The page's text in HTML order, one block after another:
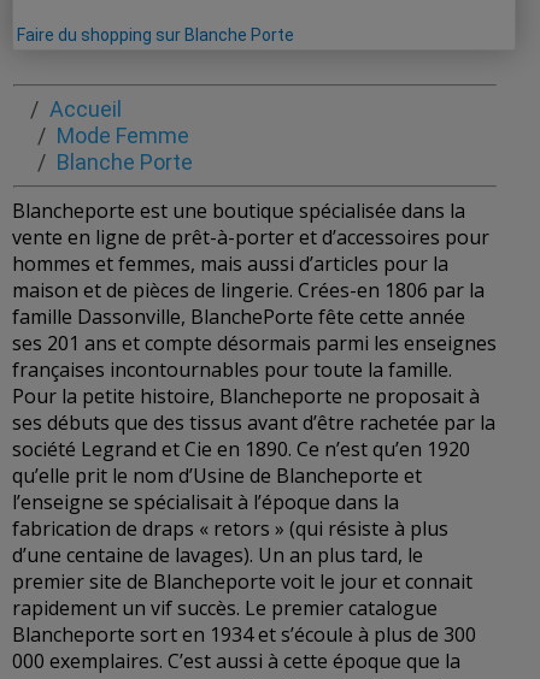
Faire du shopping sur Blanche Porte
Accueil
Mode Femme
Blanche Porte
Blancheporte est une boutique spécialisée dans la
vente en ligne de prêt-à-porter et d’accessoires pour
hommes et femmes, mais aussi d’articles pour la
maison et de pièces de lingerie. Crées-en 1806 par la
famille Dassonville, BlanchePorte fête cette année
ses 201 ans et compte désormais parmi les enseignes
françaises incontournables pour toute la famille.
Pour la petite histoire, Blancheporte ne proposait à
ses débuts que des tissus avant d’être rachetée par la
société Legrand et Cie en 1890. Ce n’est qu’en 1920
qu’elle prit le nom d’Usine de Blancheporte et
l’enseigne se spécialisait à l’époque dans la
fabrication de draps « retors » (qui résiste à plus
d’une centaine de lavages). Un an plus tard, le
premier site de Blancheporte voit le jour et connait
rapidement un vif succès. Le premier catalogue
Blancheporte sort en 1934 et s’écoule à plus de 300
000 exemplaires. C’est aussi à cette époque que la